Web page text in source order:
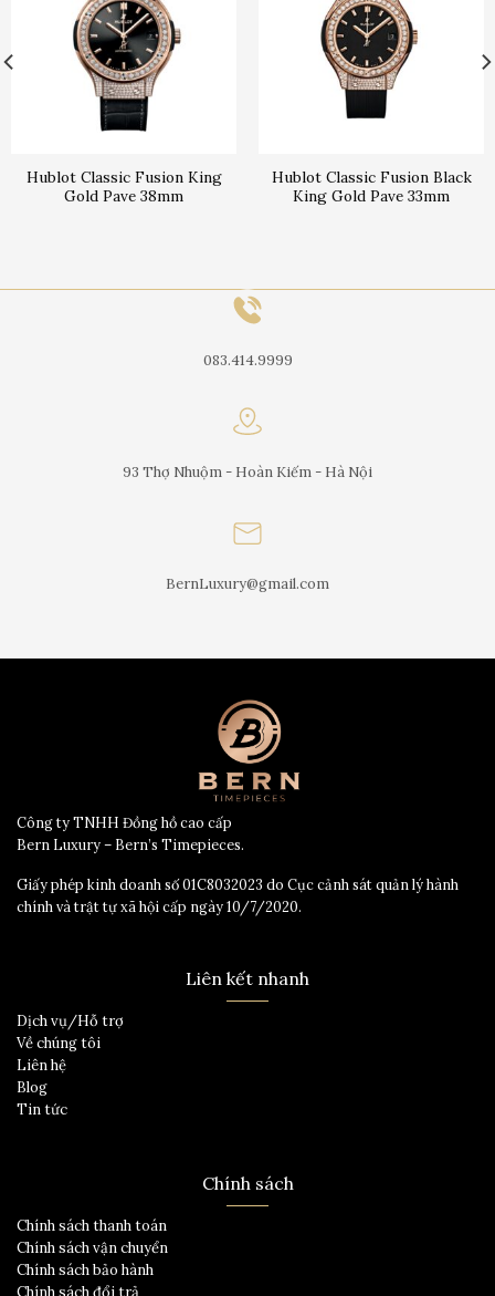
Hublot Classic Fusion King
Gold Pave 38mm
Hublot Classic Fusion Black
King Gold Pave 33mm
083.414.9999
93 Thợ Nhuộm - Hoàn Kiếm - Hà Nội
BernLuxury@gmail.com
Công ty TNHH Đồng hồ cao cấp
Bern Luxury – Bern’s Timepieces.
Giấy phép kinh doanh số 01C8032023 do Cục cảnh sát quản lý hành
chính và trật tự xã hội cấp ngày 10/7/2020.
Liên kết nhanh
Dịch vụ/Hỗ trợ
Về chúng tôi
Liên hệ
Blog
Tin tức
Chính sách
Chính sách thanh toán
Chính sách vận chuyển
Chính sách bảo hành